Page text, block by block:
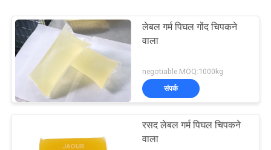
लेबल गर्म पिघल गोंद चिपकने
वाला
negotiable MOQ:1000kg
संपर्क
रसद लेबल गर्म पिघल चिपकने
वाला